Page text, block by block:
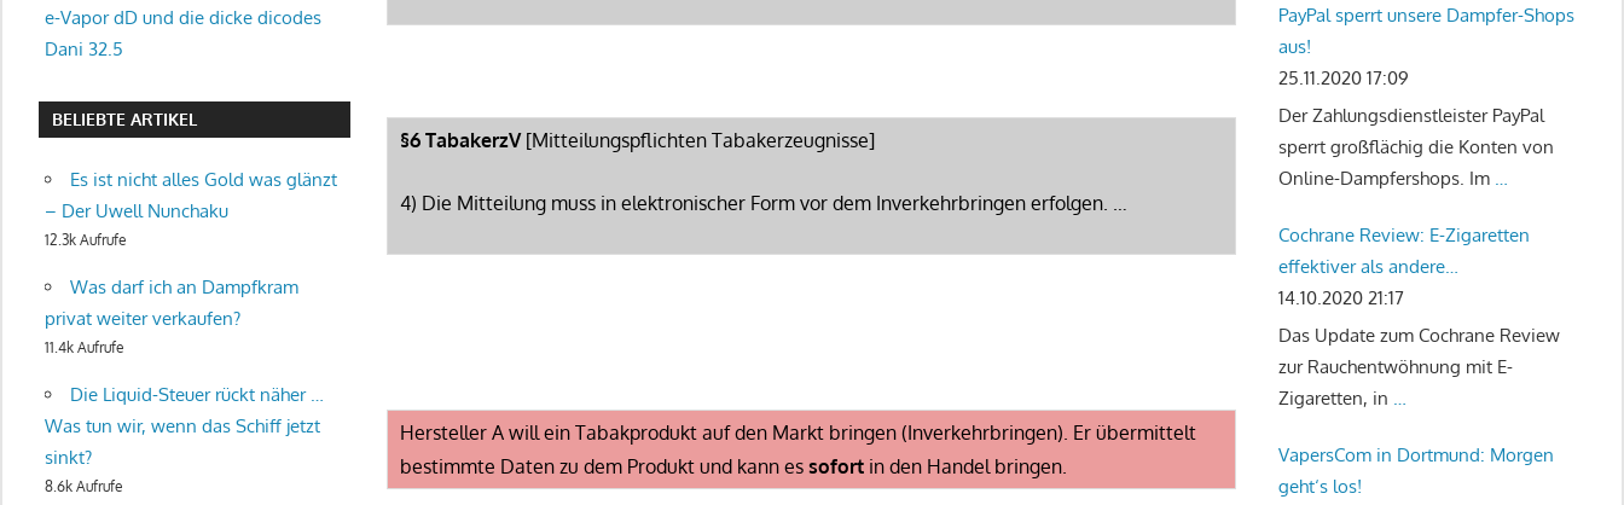
§6 TabakerzV[Mitteilungspflichten Tabakerzeugnisse]
4) Die Mitteilung muss in elektronischer Form vor dem Inverkehrbringen erfolgen. …
Hersteller A will ein Tabakprodukt auf den Markt bringen (Inverkehrbringen). Er übermittelt
bestimmte Daten zu dem Produkt und kann es sofortin den Handel bringen.
e-Vapor dD und die dicke dicodes
Dani 32.5
BELIEBTE ARTIKEL
Es ist nicht alles Gold was glänzt
– Der Uwell Nunchaku
12.3k Aufrufe
Was darf ich an Dampfkram
privat weiter verkaufen?
11.4k Aufrufe
Die Liquid-Steuer rückt näher …
Was tun wir, wenn das Schiff jetzt
sinkt?
8.6k Aufrufe
PayPal sperrt unsere Dampfer-Shops
aus!
25.11.2020 17:09
Der Zahlungsdienstleister PayPal
sperrt großflächig die Konten von
Online-Dampfershops. Im …
Cochrane Review: E-Zigaretten
effektiver als andere
Rauchentwöhnungstherapien
14.10.2020 21:17
Das Update zum Cochrane Review
zur Rauchentwöhnung mit E-
Zigaretten, in …
VapersCom in Dortmund: Morgen
geht‘s los!